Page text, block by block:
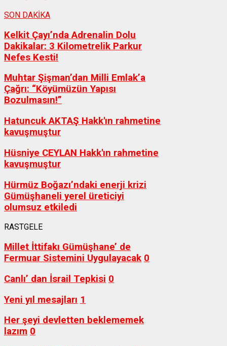
SON DAKİKA
Kelkit Çayı’nda Adrenalin Dolu
Dakikalar: 3 Kilometrelik Parkur
Nefes Kesti!
Muhtar Şişman’dan Milli Emlak’a
Çağrı: “Köyümüzün Yapısı
Bozulmasın!”
Hatuncuk AKTAŞ Hakk'ın rahmetine
kavuşmuştur
Hüsniye CEYLAN Hakk'ın rahmetine
kavuşmuştur
Hürmüz Boğazı’ndaki enerji krizi
Gümüşhaneli yerel üreticiyi
olumsuz etkiledi
RASTGELE
Millet İttifakı Gümüşhane’ de
Fermuar Sistemini Uygulayacak 0
Canlı’ dan İsrail Tepkisi 0
Yeni yıl mesajları 1
Her şeyi devletten beklememek
lazım 0